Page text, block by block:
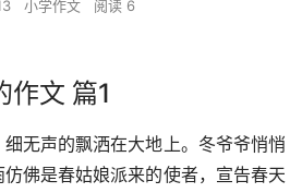
小学作文 阅读 6
文 篇1
声的飘洒在大地上。冬爷爷悄悄
佛是春姑娘派来的使者，宣告春天